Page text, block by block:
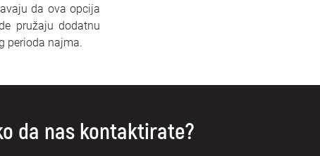
da ova opcija
pružaju dodatnu
perioda najma.
da nas kontaktirate?